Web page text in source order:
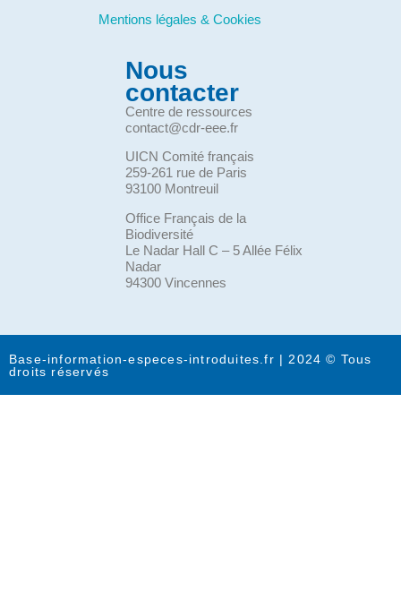
Mentions légales & Cookies
Nous
contacter
Centre de ressources
contact@cdr-eee.fr
UICN Comité français
259-261 rue de Paris
93100 Montreuil
Office Français de la
Biodiversité
Le Nadar Hall C – 5 Allée Félix
Nadar
94300 Vincennes
Base-information-especes-introduites.fr | 2024 © Tous
droits réservés